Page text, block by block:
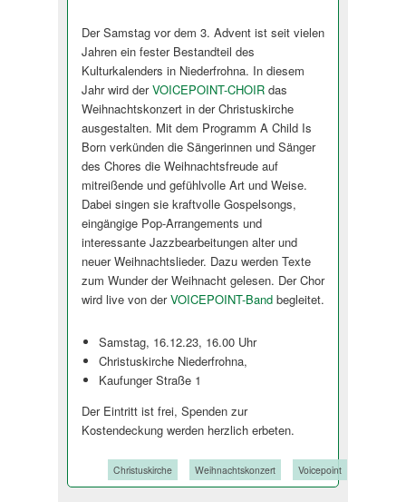
Der Samstag vor dem 3. Advent ist seit vielen
Jahren ein fester Bestandteil des
Kulturkalenders in Niederfrohna. In diesem
Jahr wird derVOICEPOINT-CHOIRdas
Weihnachtskonzert in der Christuskirche
ausgestalten. Mit dem Programm A Child Is
Born verkünden die Sängerinnen und Sänger
des Chores die Weihnachtsfreude auf
mitreißende und gefühlvolle Art und Weise.
Dabei singen sie kraftvolle Gospelsongs,
eingängige Pop-Arrangements und
interessante Jazzbearbeitungen alter und
neuer Weihnachtslieder. Dazu werden Texte
zum Wunder der Weihnacht gelesen. Der Chor
wird live von derVOICEPOINT-Bandbegleitet.
Samstag, 16.12.23, 16.00 Uhr
Christuskirche Niederfrohna,
Kaufunger Straße 1
Der Eintritt ist frei, Spenden zur
Kostendeckung werden herzlich erbeten.
Christuskirche Weihnachtskonzert Voicepoint